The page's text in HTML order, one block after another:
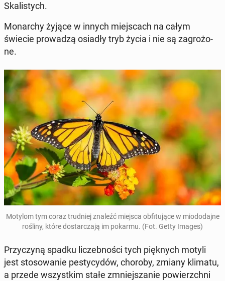
Ska­li­stych.
Mo­nar­chy żyjące w innych miej­scach na całym
świecie pro­wa­dzą osiadły tryb życia i nie są za­gro­żo­
ne.
Motylom tym coraz trud­niej znaleźć miejsca ob­fi­tu­ją­ce w mio­do­daj­ne
rośliny, które do­star­cza­ją im pokarmu. (Fot. Getty Images)
Przy­czy­ną spadku li­czeb­no­ści tych pięk­nych motyli
jest sto­so­wa­nie pe­sty­cy­dów, choroby, zmiany klimatu,
a przede wszyst­kim stałe zmniej­sza­nie po­wierzch­ni